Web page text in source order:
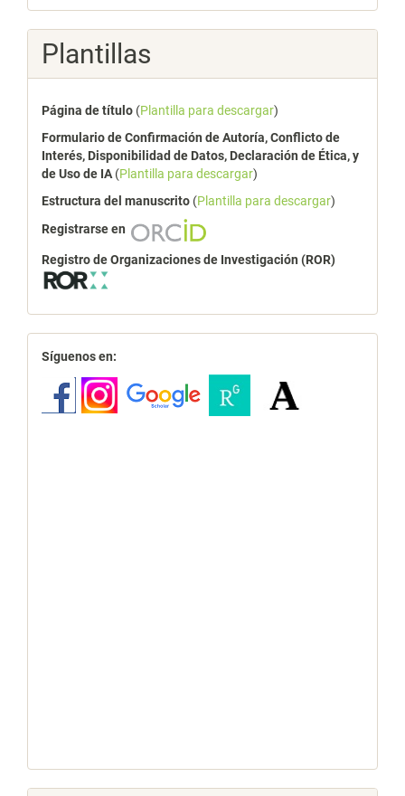
Plantillas
Página de título (Plantilla para descargar)
Formulario de Confirmación de Autoría, Conflicto de
Interés, Disponibilidad de Datos, Declaración de Ética, y
de Uso de IA(Plantilla para descargar)
Estructura del manuscrito (Plantilla para descargar)
Registrarse en
Registro de Organizaciones de Investigación (ROR)
redes
Síguenos en: